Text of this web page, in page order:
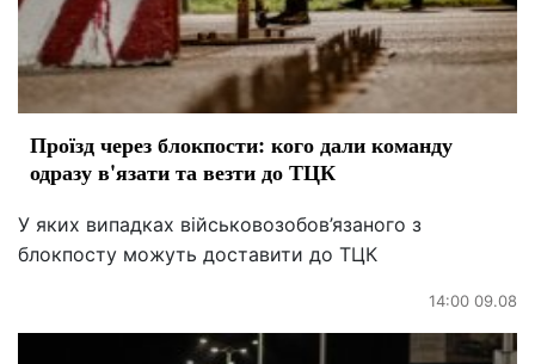
Проїзд через блокпости: кого дали команду
одразу в'язати та везти до ТЦК
У яких випадках військовозобов’язаного з
блокпосту можуть доставити до ТЦК
14:00 09.08